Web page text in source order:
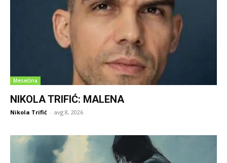
Mesečina
NIKOLA TRIFIĆ: MALENA
Nikola Trifić - avg 8, 2026